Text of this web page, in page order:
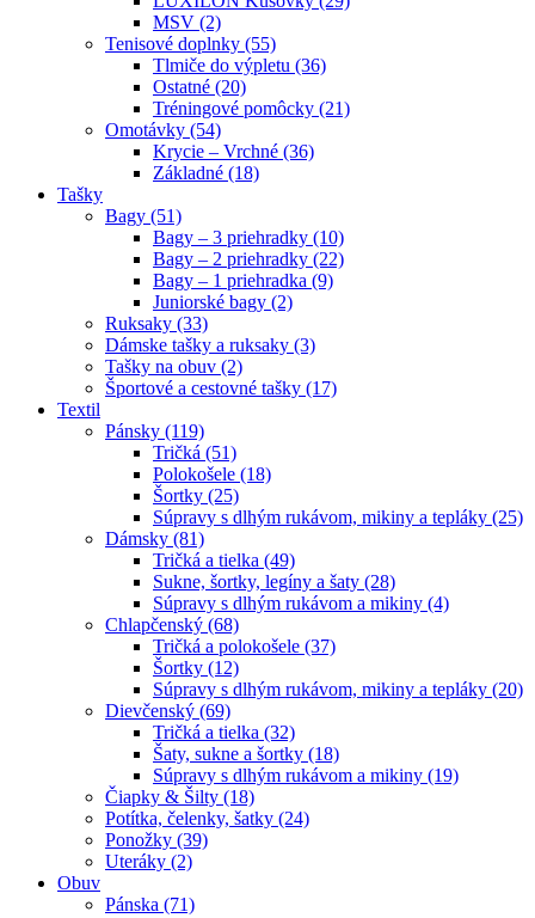
MSV (2)
Tenisové doplnky (55)
Tlmiče do výpletu (36)
Ostatné (20)
Tréningové pomôcky (21)
Omotávky (54)
Krycie – Vrchné (36)
Základné (18)
Tašky
Bagy (51)
Bagy – 3 priehradky (10)
Bagy – 2 priehradky (22)
Bagy – 1 priehradka (9)
Juniorské bagy (2)
Ruksaky (33)
Dámske tašky a ruksaky (3)
Tašky na obuv (2)
Športové a cestovné tašky (17)
Textil
Pánsky (119)
Tričká (51)
Polokošele (18)
Šortky (25)
Súpravy s dlhým rukávom, mikiny a tepláky (25)
Dámsky (81)
Tričká a tielka (49)
Sukne, šortky, legíny a šaty (28)
Súpravy s dlhým rukávom a mikiny (4)
Chlapčenský (68)
Tričká a polokošele (37)
Šortky (12)
Súpravy s dlhým rukávom, mikiny a tepláky (20)
Dievčenský (69)
Tričká a tielka (32)
Šaty, sukne a šortky (18)
Súpravy s dlhým rukávom a mikiny (19)
Čiapky & Šilty (18)
Potítka, čelenky, šatky (24)
Ponožky (39)
Uteráky (2)
Obuv
Pánska (71)